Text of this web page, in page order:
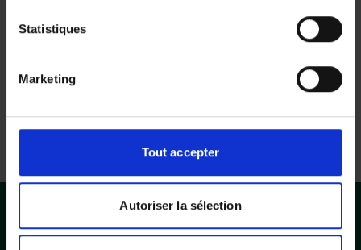
Statistiques
Marketing
Tout accepter
Autoriser la sélection
d'égalité professionnelle femmes-
hommes au titre de l’année 2024, tels
que défini par le décret n° 2019-15